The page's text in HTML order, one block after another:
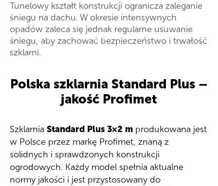
Tunelowy kształt konstrukcji ogranicza zaleganie
śniegu na dachu. W okresie intensywnych
opadów zaleca się jednak regularne usuwanie
śniegu, aby zachować bezpieczeństwo i trwałość
szklarni.
Polska szklarnia Standard Plus –
jakość Profimet
Szklarnia Standard Plus 3×2 m produkowana jest
w Polsce przez markę Profimet, znaną z
solidnych i sprawdzonych konstrukcji
ogrodowych. Każdy model spełnia aktualne
normy jakości i jest przystosowany do